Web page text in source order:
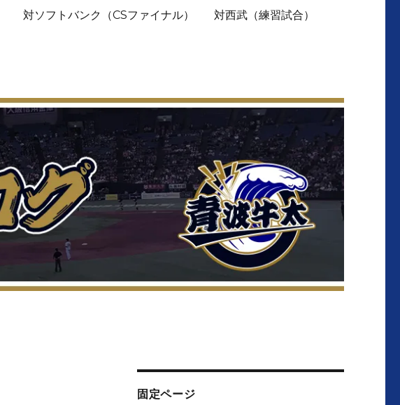
対ソフトバンク（CSファイナル） 対西武（練習試合）
固定ページ